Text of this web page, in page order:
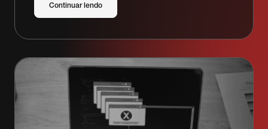
Continuar lendo